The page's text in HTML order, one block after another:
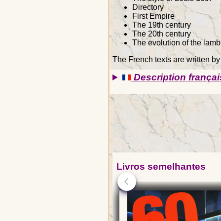
Directory
First Empire
The 19th century
The 20th century
The evolution of the
The French texts are written
Description
Livros semelhantes